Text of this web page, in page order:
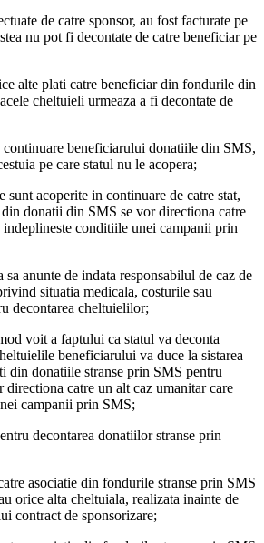
de catre sponsor, au fost facturate pe
nu pot fi decontate de catre beneficiar pe
alte plati catre beneficiar din fondurile din
cheltuieli urmeaza a fi decontate de
beneficiarului donatiile din SMS,
pe care statul nu le acopera;
sunt acoperite in continuare de catre stat,
donatii din SMS se vor directiona catre
indeplineste conditiile unei campanii prin
anunte de indata responsabilul de caz de
situatia medicala, costurile sau
decontarea cheltuielilor;
voit a faptului ca statul va deconta
beneficiarului va duce la sistarea
din donatiile stranse prin SMS pentru
directiona catre un alt caz umanitar care
campanii prin SMS;
decontarea donatiilor stranse prin
asociatie din fondurile stranse prin SMS
orice alta cheltuiala, realizata inainte de
contract de sponsorizare;